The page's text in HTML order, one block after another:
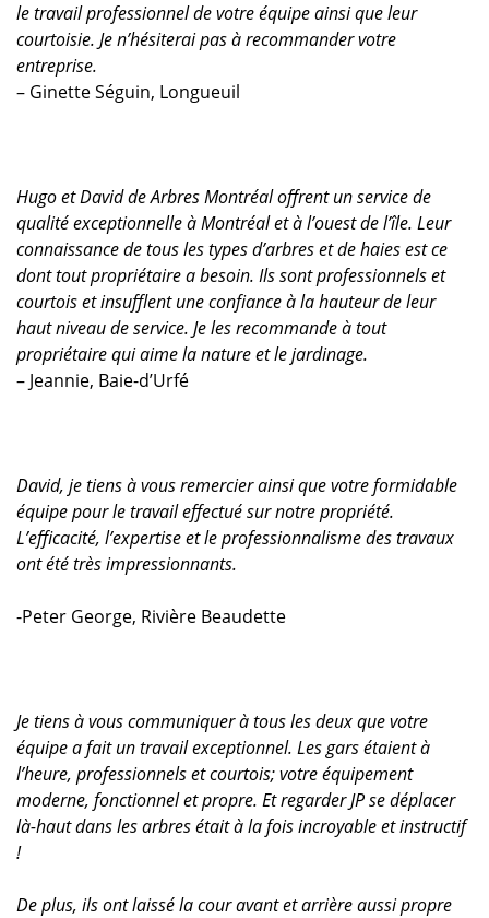
le travail professionnel de votre équipe ainsi que leur
courtoisie. Je n’hésiterai pas à recommander votre
entreprise.
– Ginette Séguin, Longueuil
Hugo et David de Arbres Montréal offrent un service de
qualité exceptionnelle à Montréal et à l’ouest de l’île. Leur
connaissance de tous les types d’arbres et de haies est ce
dont tout propriétaire a besoin. Ils sont professionnels et
courtois et insufflent une confiance à la hauteur de leur
haut niveau de service. Je les recommande à tout
propriétaire qui aime la nature et le jardinage.
– Jeannie, Baie-d’Urfé
David, je tiens à vous remercier ainsi que votre formidable
équipe pour le travail effectué sur notre propriété.
L’efficacité, l’expertise et le professionnalisme des travaux
ont été très impressionnants.
-Peter George, Rivière Beaudette
Je tiens à vous communiquer à tous les deux que votre
équipe a fait un travail exceptionnel. Les gars étaient à
l’heure, professionnels et courtois; votre équipement
moderne, fonctionnel et propre. Et regarder JP se déplacer
là-haut dans les arbres était à la fois incroyable et instructif
!
De plus, ils ont laissé la cour avant et arrière aussi propre